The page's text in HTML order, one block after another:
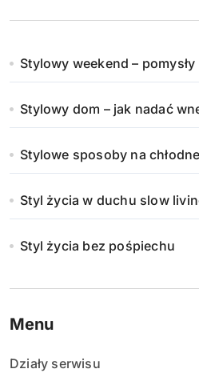
Stylowy weekend –
Stylowy dom – jak nadać
Stylowe sposoby na
Styl życia w duchu slow
Styl życia bez pośpiechu
Menu
Działy serwisu